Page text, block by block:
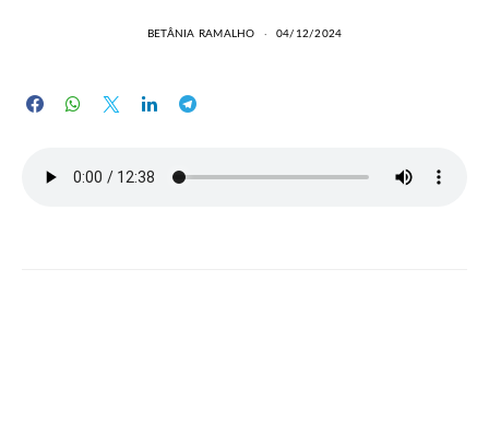
BETÂNIA RAMALHO 04/12/2024